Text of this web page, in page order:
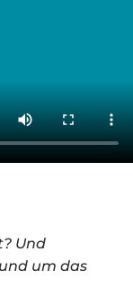
Und
um das